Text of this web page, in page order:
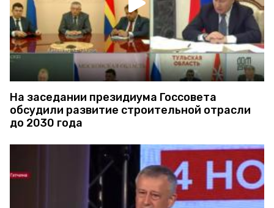
На заседании президиума Госсовета
обсудили развитие строительной отрасли
до 2030 года